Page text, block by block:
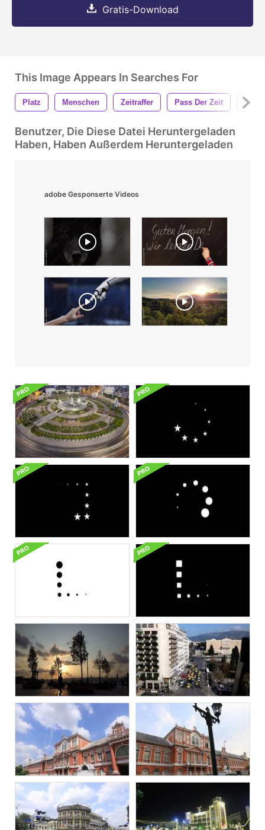
Gratis-Download
This Image Appears In Searches For
Platz Menschen Zeitraffer Pass Der Zeit Stadt
Benutzer, Die Diese Datei Heruntergeladen
Haben, Haben Außerdem Heruntergeladen
adobe Gesponserte Videos